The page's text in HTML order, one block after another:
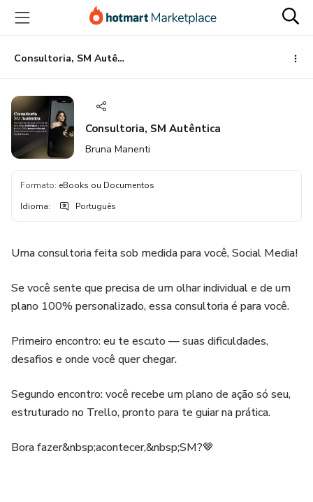
para
conteúdo
principal
para
pagamento
para
rodapé
Consultoria, SM Autêntica
Consultoria, SM Autêntica
Bruna Manenti
Formato: eBooks ou Documentos
Idioma: Português
Uma consultoria feita sob medida para você, Social Media!
Se você sente que precisa de um olhar individual e de um
plano 100% personalizado, essa consultoria é para você.
Primeiro encontro: eu te escuto — suas dificuldades,
desafios e onde você quer chegar.
Segundo encontro: você recebe um plano de ação só seu,
estruturado no Trello, pronto para te guiar na prática.
Bora fazer&nbsp;acontecer,&nbsp;SM?🤎